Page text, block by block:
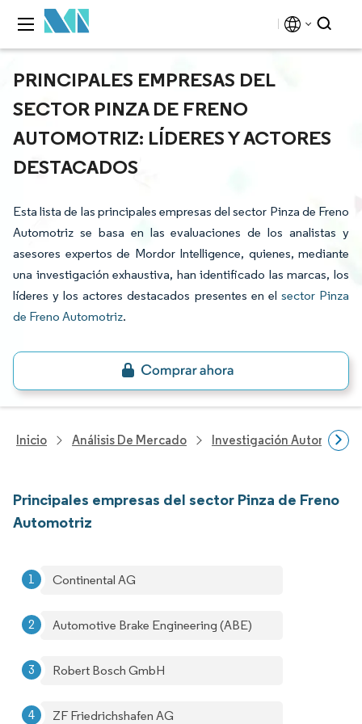
PRINCIPALES EMPRESAS DEL
SECTOR PINZA DE FRENO
AUTOMOTRIZ: LÍDERES Y ACTORES
DESTACADOS
Esta lista de las principales empresas del sector Pinza de Freno
Automotriz se basa en las evaluaciones de los analistas y
asesores expertos de Mordor Intelligence, quienes, mediante
una investigación exhaustiva, han identificado las marcas, los
líderes y los actores destacados presentes en el sector Pinza
de Freno Automotriz.
Inicio Análisis De Mercado Investigación Automotriz
Principales empresas del sector Pinza de Freno
Automotriz
Continental AG
Automotive Brake Engineering (ABE)
Robert Bosch GmbH
ZF Friedrichshafen AG